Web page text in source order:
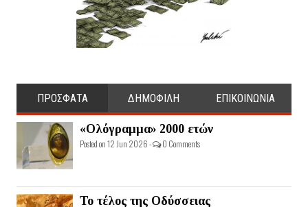
ΠΡΟΣΦΑΤΑ ΔΗΜΟΦΙΛΗ ΕΠΙΚΟΙΝΩΝΙΑ
«Ολόγραμμα» 2000 ετών
Posted on 12 Jun 2026 - 0 Comments
Το τέλος της Οδύσσειας